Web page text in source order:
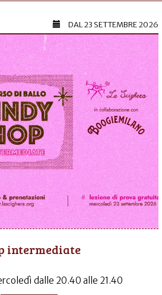
DAL23 SETTEMBRE 2026
intermediate
dalle 20.40 alle 21.40